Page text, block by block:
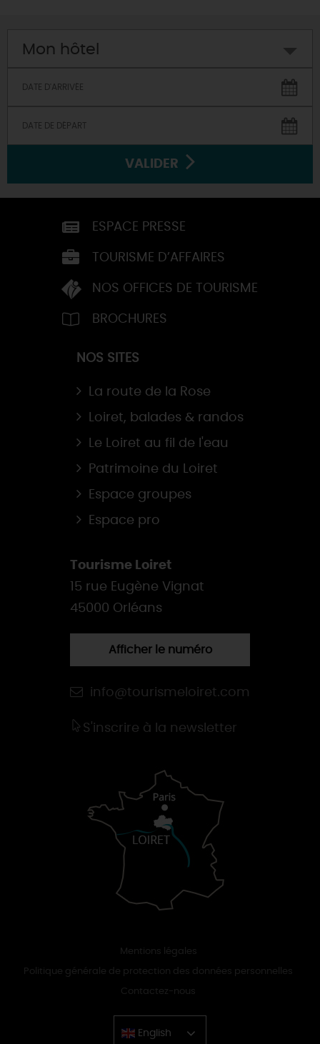
Mon hôtel
VALIDER
ESPACE PRESSE
TOURISME D’AFFAIRES
NOS OFFICES DE TOURISME
BROCHURES
NOS SITES
La route de la Rose
Loiret, balades & randos
Le Loiret au fil de l'eau
Patrimoine du Loiret
Espace groupes
Espace pro
Tourisme Loiret
15 rue Eugène Vignat
45000 Orléans
Afficher le numéro
info@tourismeloiret.com
S'inscrire à la newsletter
Mentions légales
Politique générale de protection des données personnelles
Contactez-nous
English